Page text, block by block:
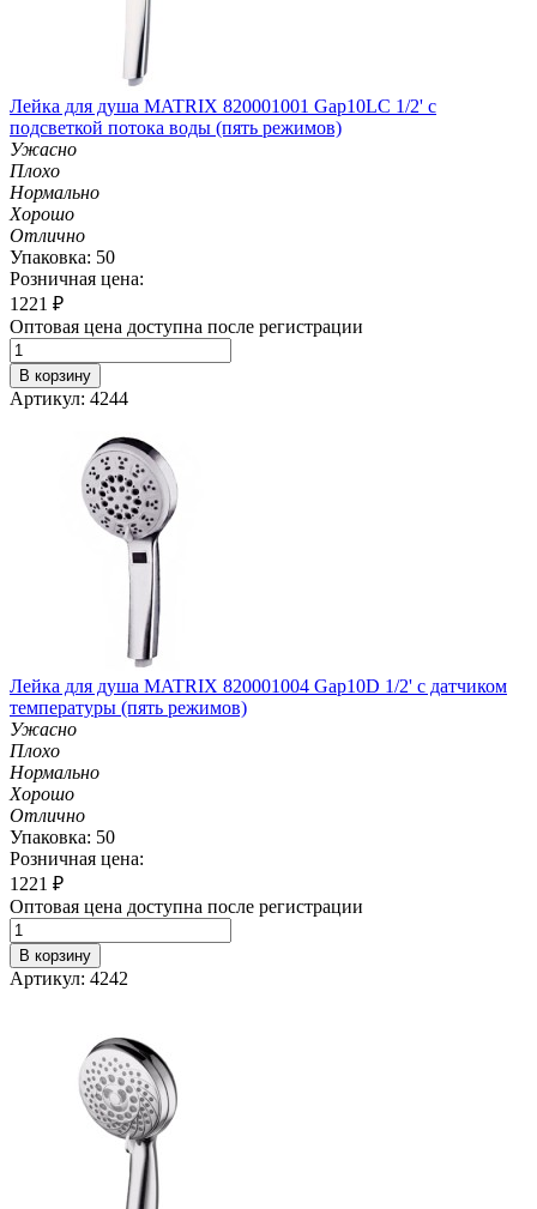
Лейка для душа MATRIX 820001001 Gap10LC 1/2' с
подсветкой потока воды (пять режимов)
Ужасно
Плохо
Нормально
Хорошо
Отлично
Упаковка: 50
Розничная цена:
1221 ₽
Оптовая цена доступна после регистрации
В корзину
Артикул: 4244
Лейка для душа MATRIX 820001004 Gap10D 1/2' с датчиком
температуры (пять режимов)
Ужасно
Плохо
Нормально
Хорошо
Отлично
Упаковка: 50
Розничная цена:
1221 ₽
Оптовая цена доступна после регистрации
В корзину
Артикул: 4242